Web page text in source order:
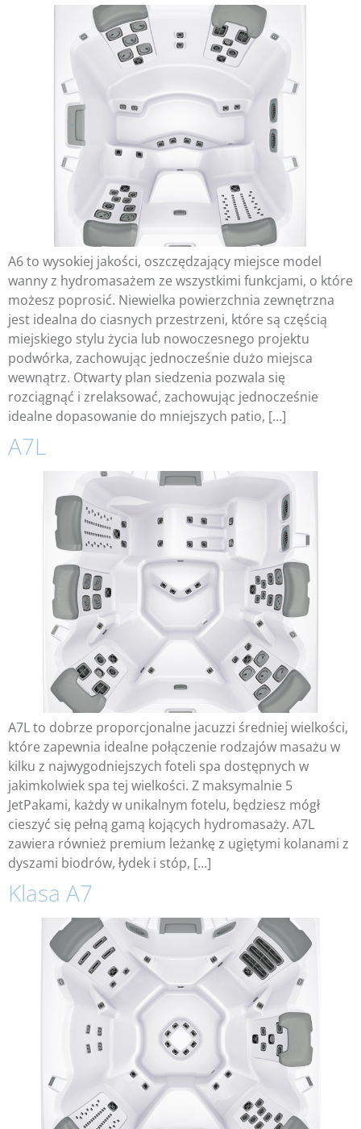
A6 to wysokiej jakości, oszczędzający miejsce model
wanny z hydromasażem ze wszystkimi funkcjami, o które
możesz poprosić. Niewielka powierzchnia zewnętrzna
jest idealna do ciasnych przestrzeni, które są częścią
miejskiego stylu życia lub nowoczesnego projektu
podwórka, zachowując jednocześnie dużo miejsca
wewnątrz. Otwarty plan siedzenia pozwala się
rozciągnąć i zrelaksować, zachowując jednocześnie
idealne dopasowanie do mniejszych patio, […]
A7L
A7L to dobrze proporcjonalne jacuzzi średniej wielkości,
które zapewnia idealne połączenie rodzajów masażu w
kilku z najwygodniejszych foteli spa dostępnych w
jakimkolwiek spa tej wielkości. Z maksymalnie 5
JetPakami, każdy w unikalnym fotelu, będziesz mógł
cieszyć się pełną gamą kojących hydromasaży. A7L
zawiera również premium leżankę z ugiętymi kolanami z
dyszami biodrów, łydek i stóp, […]
Klasa A7